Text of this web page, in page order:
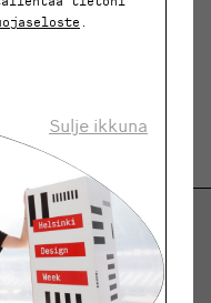
Sulje ikkuna